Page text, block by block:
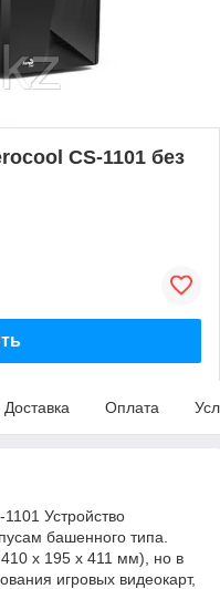
CS-1101 без
Доставка Оплата
Устройство
башенного типа.
х 195 х 411 мм), но в
игровых видеокарт,